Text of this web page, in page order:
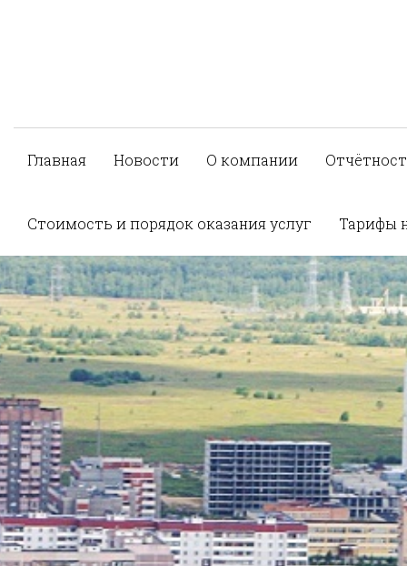
Главная Новости О компании
Стоимость и порядок оказания услуг Тарифы